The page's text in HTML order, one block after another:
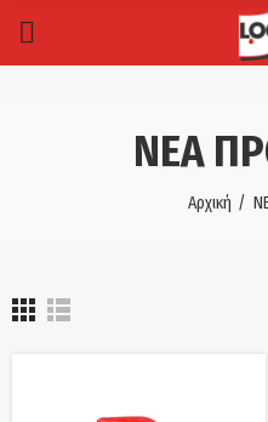
ΝΕΑ
Αρχική